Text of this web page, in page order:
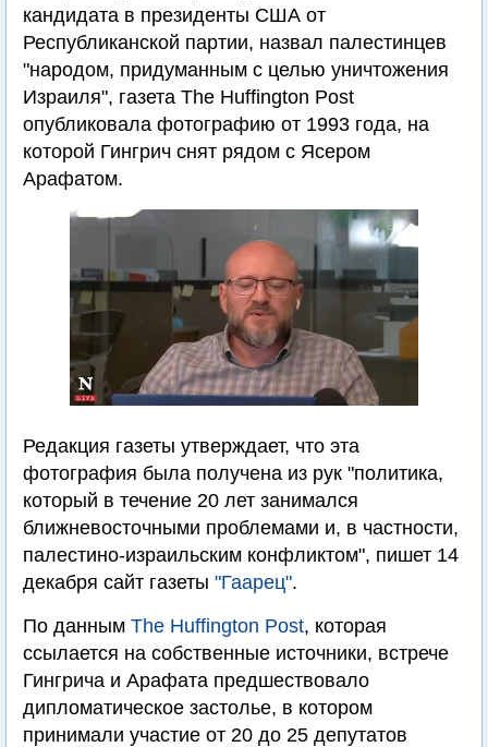
кандидата в президенты США от
Республиканской партии, назвал палестинцев
"народом, придуманным с целью уничтожения
Израиля", газета The Huffington Post
опубликовала фотографию от 1993 года, на
которой Гингрич снят рядом с Ясером
Арафатом.
Редакция газеты утверждает, что эта
фотография была получена из рук "политика,
который в течение 20 лет занимался
ближневосточными проблемами и, в частности,
палестино-израильским конфликтом", пишет 14
декабря сайт газеты "Гаарец".
По данным The Huffington Post, которая
ссылается на собственные источники, встрече
Гингрича и Арафата предшествовало
дипломатическое застолье, в котором
принимали участие от 20 до 25 депутатов